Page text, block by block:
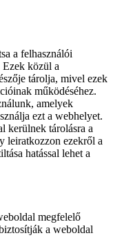
a felhasználói
Ezek közül a
tárolja, mivel ezek
működéséhez.
amelyek
ezt a webhelyet.
kerülnek tárolásra a
leiratkozzon ezekről a
hatással lehet a
megfelelő
a weboldal